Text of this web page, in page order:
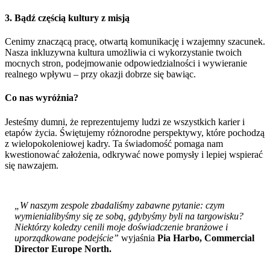
3. Bądź częścią kultury z misją
Cenimy znaczącą pracę, otwartą komunikację i wzajemny szacunek.
Nasza inkluzywna kultura umożliwia ci wykorzystanie twoich
mocnych stron, podejmowanie odpowiedzialności i wywieranie
realnego wpływu – przy okazji dobrze się bawiąc.
Co nas wyróżnia?
Jesteśmy dumni, że reprezentujemy ludzi ze wszystkich karier i
etapów życia. Świętujemy różnorodne perspektywy, które pochodzą
z wielopokoleniowej kadry. Ta świadomość pomaga nam
kwestionować założenia, odkrywać nowe pomysły i lepiej wspierać
się nawzajem.
„W naszym zespole zbadaliśmy zabawne pytanie: czym
wymienialibyśmy się ze sobą, gdybyśmy byli na targowisku?
Niektórzy koledzy cenili moje doświadczenie branżowe i
uporządkowane podejście” wyjaśnia Pia Harbo, Commercial
Director Europe North.